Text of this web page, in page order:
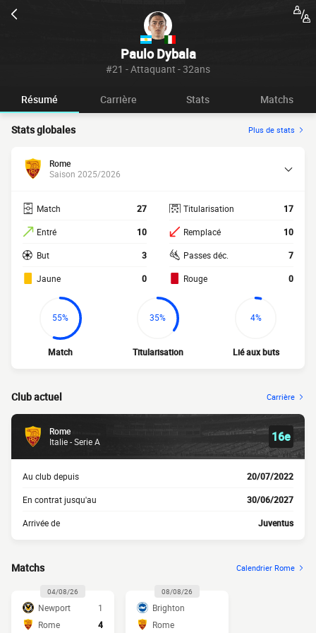
Paulo Dybala
#21 - Attaquant - 32ans
Résumé Carrière Stats Matchs
Stats globales Plus de stats
Rome
Saison 2025/2026
Match 27
Entré 10
But 3
Jaune 0
Titularisation 17
Remplacé 10
Passes déc. 7
Rouge 0
55%
Match
35%
Titularisation
4%
Lié aux buts
Club actuel Carrière
Rome
Italie - Serie A
16e
Au club depuis 20/07/2022
En contrat jusqu'au 30/06/2027
Arrivée de Juventus
Matchs Calendrier Rome
04/08/26
Newport
1
Rome
4
08/08/26
Brighton
Rome